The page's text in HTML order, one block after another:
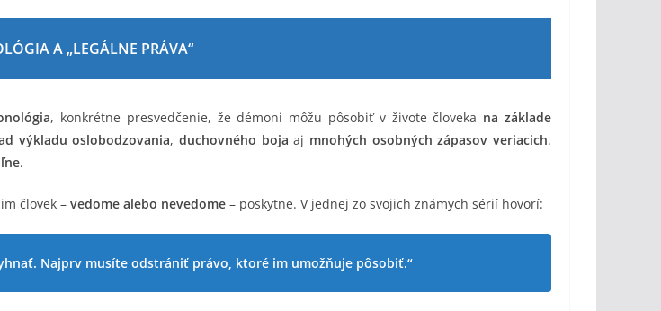
A „LEGÁLNE PRÁVA“
, konkrétne presvedčenie, že démoni môžu pôsobiť v živote človeka na základe
výkladu oslobodzovania,duchovného boja aj mnohých osobných zápasov veriacich.
.
človek – vedome alebo nevedome – poskytne. V jednej zo svojich známych sérií hovorí:
Najprv musíte odstrániť právo, ktoré im umožňuje pôsobiť.“